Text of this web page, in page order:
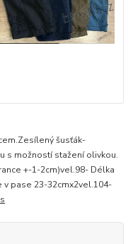
šusťák-
s možností stažení olivkou.
+-1-2cm)vel.98- Délka
v pase 23-32cmx2vel.104-